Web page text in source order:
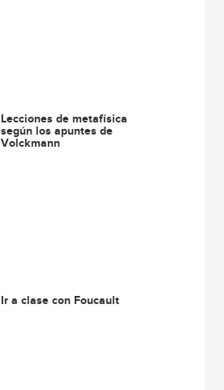
Lecciones de metafísica
según los apuntes de
Volckmann
Ir a clase con Foucault